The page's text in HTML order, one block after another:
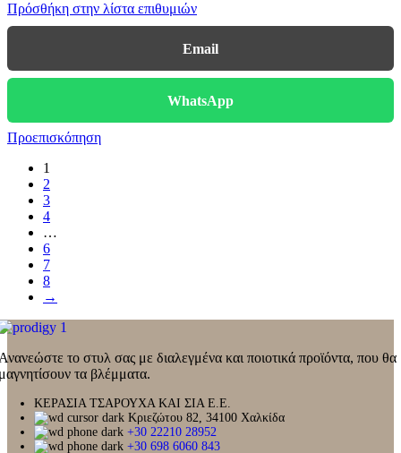
Πρόσθήκη στην λίστα επιθυμιών
Email
WhatsApp
Προεπισκόπηση
1
2
3
4
…
6
7
8
→
το στυλ σας με διαλεγμένα και ποιοτικά προϊόντα, που θα
τα βλέμματα.
ΚΕΡΑΣΙΑ ΤΣΑΡΟΥΧΑ ΚΑΙ ΣΙΑ Ε.Ε.
Κριεζώτου 82, 34100 Χαλκίδα
+30 22210 28952
+30 698 6060 843